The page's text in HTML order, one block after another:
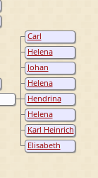
Carl
Christoph
Köppen
Helena
Catharina
Köppen
Johan
Heinrich
Köppen
Helena
Maria
Köppen
Hendrina
Katharina
Köppen
Helena
Louise
Köppen
Karl Heinrich
Köppen
Elisabeth
Köppen